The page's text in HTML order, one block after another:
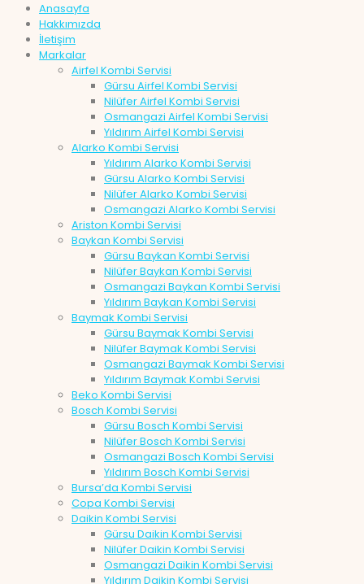
Anasayfa
Hakkımızda
İletişim
Markalar
Airfel Kombi Servisi
Gürsu Airfel Kombi Servisi
Nilüfer Airfel Kombi Servisi
Osmangazi Airfel Kombi Servisi
Yıldırım Airfel Kombi Servisi
Alarko Kombi Servisi
Yıldırım Alarko Kombi Servisi
Gürsu Alarko Kombi Servisi
Nilüfer Alarko Kombi Servisi
Osmangazi Alarko Kombi Servisi
Ariston Kombi Servisi
Baykan Kombi Servisi
Gürsu Baykan Kombi Servisi
Nilüfer Baykan Kombi Servisi
Osmangazi Baykan Kombi Servisi
Yıldırım Baykan Kombi Servisi
Baymak Kombi Servisi
Gürsu Baymak Kombi Servisi
Nilüfer Baymak Kombi Servisi
Osmangazi Baymak Kombi Servisi
Yıldırım Baymak Kombi Servisi
Beko Kombi Servisi
Bosch Kombi Servisi
Gürsu Bosch Kombi Servisi
Nilüfer Bosch Kombi Servisi
Osmangazi Bosch Kombi Servisi
Yıldırım Bosch Kombi Servisi
Bursa’da Kombi Servisi
Copa Kombi Servisi
Daikin Kombi Servisi
Gürsu Daikin Kombi Servisi
Nilüfer Daikin Kombi Servisi
Osmangazi Daikin Kombi Servisi
Yıldırım Daikin Kombi Servisi